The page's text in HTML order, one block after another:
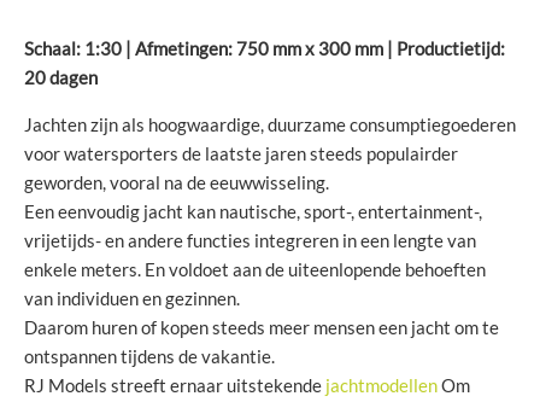
Schaal: 1:30 | Afmetingen: 750 mm x 300 mm | Productietijd:
20 dagen
Jachten zijn als hoogwaardige, duurzame consumptiegoederen
voor watersporters de laatste jaren steeds populairder
geworden, vooral na de eeuwwisseling.
Een eenvoudig jacht kan nautische, sport-, entertainment-,
vrijetijds- en andere functies integreren in een lengte van
enkele meters. En voldoet aan de uiteenlopende behoeften
van individuen en gezinnen.
Daarom huren of kopen steeds meer mensen een jacht om te
ontspannen tijdens de vakantie.
RJ Models streeft ernaar uitstekende jachtmodellenOm